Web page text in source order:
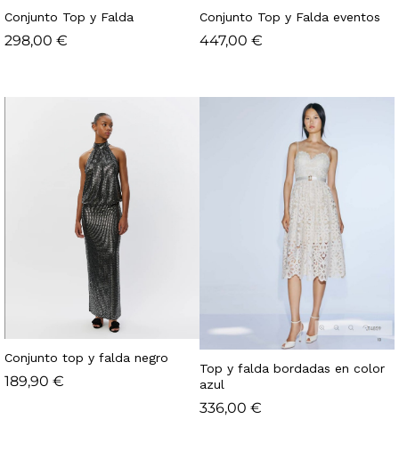
Conjunto Top y Falda
298,00 €
Conjunto Top y Falda eventos
447,00 €
Conjunto top y falda negro
189,90 €
Top y falda bordadas en color
azul
336,00 €